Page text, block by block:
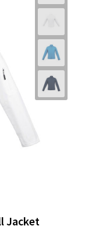
Jacket